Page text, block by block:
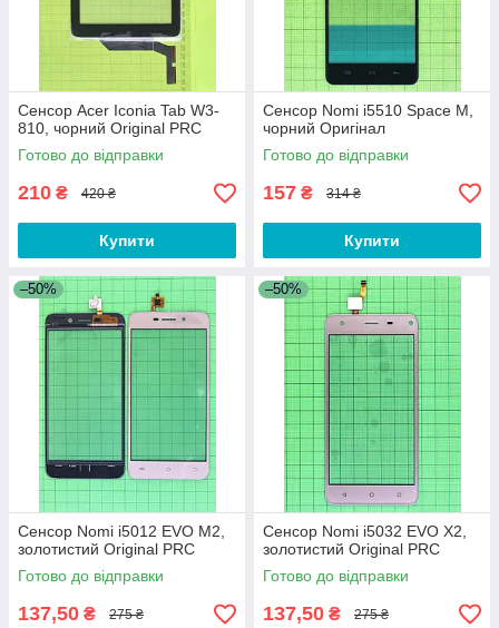
Сенсор Acer Iconia Tab W3-
810, чорний Original PRC
Готово до відправки
210 ₴ 420 ₴
Купити
Сенсор Nomi i5510 Space M,
чорний Оригінал
Готово до відправки
157 ₴ 314 ₴
Купити
–50%
Сенсор Nomi i5012 EVO M2,
золотистий Original PRC
Готово до відправки
137,50 ₴ 275 ₴
–50%
Сенсор Nomi i5032 EVO X2,
золотистий Original PRC
Готово до відправки
137,50 ₴ 275 ₴